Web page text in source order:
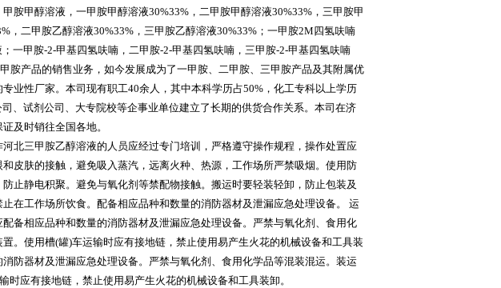
胺甲醇溶液，一甲胺甲醇溶液30%33%，二甲胺甲醇溶液30%33%，三甲胺甲
，二甲胺乙醇溶液30%33%，三甲胺乙醇溶液30%33%；一甲胺2M四氢呋喃
一甲胺-2-甲基四氢呋喃，二甲胺-2-甲基四氢呋喃，三甲胺-2-甲基四氢呋喃
胺产品的销售业务，如今发展成为了一甲胺、二甲胺、三甲胺产品及其附属优
业性厂家。本司现有职工40余人，其中本科学历占50%，化工专科以上学历
、试剂公司、大专院校等企事业单位建立了长期的供货合作关系。本司在济
及时销往全国各地。
北三甲胺乙醇溶液的人员应经过专门培训，严格遵守操作规程，操作处置应
皮肤的接触，避免吸入蒸汽，远离火种、热源，工作场所严禁吸烟。使用防
止静电积聚。避免与氧化剂等禁配物接触。搬运时要轻装轻卸，防止包装及
在工作场所饮食。配备相应品种和数量的消防器材及泄漏应急处理设备。 运
备相应品种和数量的消防器材及泄漏应急处理设备。严禁与氧化剂、食用化
。使用槽(罐)车运输时应有接地链，禁止使用易产生火花的机械设备和工具装
防器材及泄漏应急处理设备。严禁与氧化剂、食用化学品等混装混运。装运
应有接地链，禁止使用易产生火花的机械设备和工具装卸。